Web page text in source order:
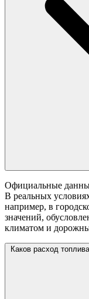
Официальные
В реальных
например, в
значений,
климатом и
Каков расход